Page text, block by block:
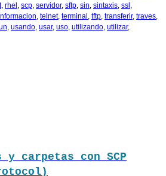
, rhel , scp, servidor, sftp, sin, sintaxis, ssl ,
, telnet, terminal , tftp, transferir, traves,
, usando, usar, uso, utilizando, utilizar,
carpetas con SCP